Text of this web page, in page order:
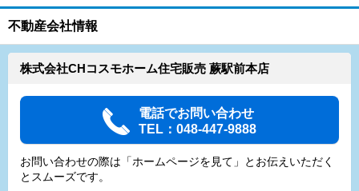
不動産会社情報
株式会社CHコスモホーム住宅販売 蕨駅前本店
電話でお問い合わせ
TEL：048-447-9888
お問い合わせの際は「ホームページを見て」とお伝えいただく
とスムーズです。